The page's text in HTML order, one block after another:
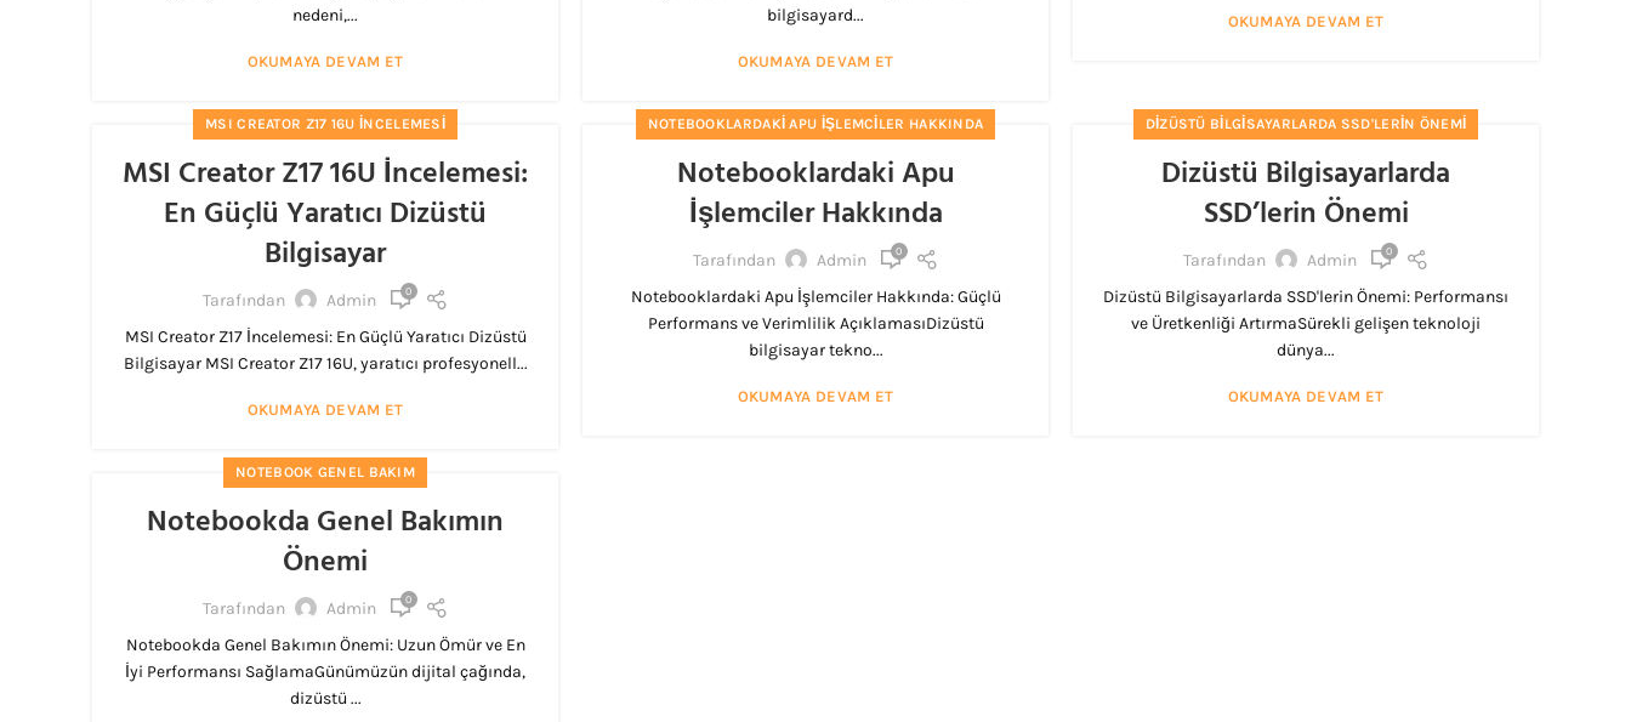
nedeni,...
OKUMAYA DEVAM ET
bilgisayard...
OKUMAYA DEVAM ET
OKUMAYA DEVAM ET
MSI CREATOR Z17 16U İNCELEMESI
MSI Creator Z17 16U İncelemesi:
En Güçlü Yaratıcı Dizüstü
Bilgisayar
Tarafından Admin 0
MSI Creator Z17 İncelemesi: En Güçlü Yaratıcı Dizüstü
Bilgisayar MSI Creator Z17 16U, yaratıcı profesyonell...
OKUMAYA DEVAM ET
NOTEBOOKLARDAKI APU İŞLEMCILER HAKKINDA
Notebooklardaki Apu
İşlemciler Hakkında
Tarafından Admin 0
Notebooklardaki Apu İşlemciler Hakkında: Güçlü
Performans ve Verimlilik AçıklamasıDizüstü
bilgisayar tekno...
OKUMAYA DEVAM ET
DIZÜSTÜ BILGISAYARLARDA SSD'LERIN ÖNEMI
Dizüstü Bilgisayarlarda
SSD’lerin Önemi
Tarafından Admin 0
Dizüstü Bilgisayarlarda SSD'lerin Önemi: Performansı
ve Üretkenliği ArtırmaSürekli gelişen teknoloji
dünya...
OKUMAYA DEVAM ET
NOTEBOOK GENEL BAKIM
Notebookda Genel Bakımın
Önemi
Tarafından Admin 0
Notebookda Genel Bakımın Önemi: Uzun Ömür ve En
İyi Performansı SağlamaGünümüzün dijital çağında,
dizüstü ...